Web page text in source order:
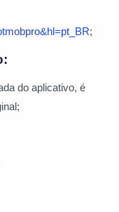
;
do aplicativo, é